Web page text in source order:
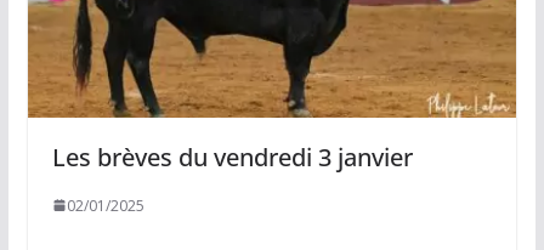
Les brèves du vendredi 3 janvier
02/01/2025